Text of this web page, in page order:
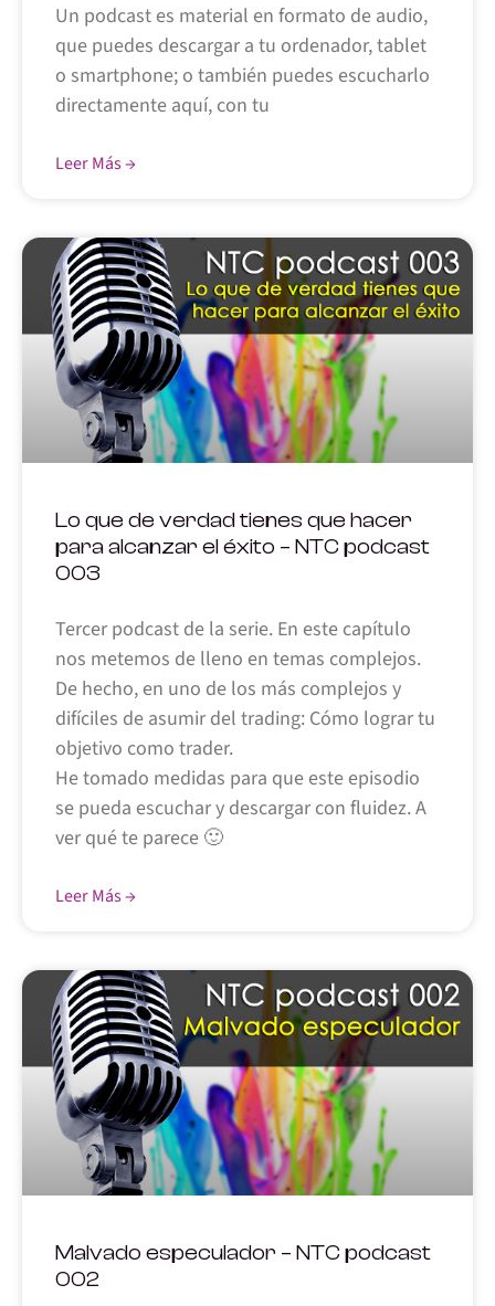
Un podcast es material en formato de audio,
que puedes descargar a tu ordenador, tablet
o smartphone; o también puedes escucharlo
directamente aquí, con tu
Leer Más →
Lo que de verdad tienes que hacer
para alcanzar el éxito – NTC podcast
003
Tercer podcast de la serie. En este capítulo
nos metemos de lleno en temas complejos.
De hecho, en uno de los más complejos y
difíciles de asumir del trading: Cómo lograr tu
objetivo como trader.
He tomado medidas para que este episodio
se pueda escuchar y descargar con fluidez. A
ver qué te parece 🙂
Leer Más →
Malvado especulador – NTC podcast
002